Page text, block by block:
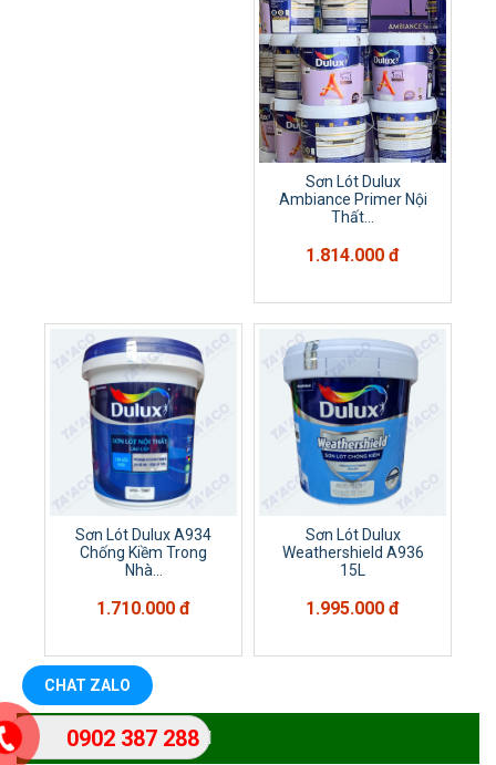
Sơn Lót Dulux
Ambiance Primer Nội
Thất...
1.814.000 đ
Sơn Lót Dulux A934
Chống Kiềm Trong
Nhà...
1.710.000 đ
Sơn Lót Dulux
Weathershield A936
15L
1.995.000 đ
PHÒNG KINH DOANH
CHAT ZALO
0902 387 288